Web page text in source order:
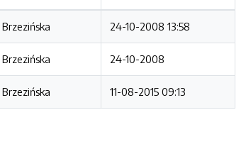
24-10-2008 13:58
24-10-2008
11-08-2015 09:13